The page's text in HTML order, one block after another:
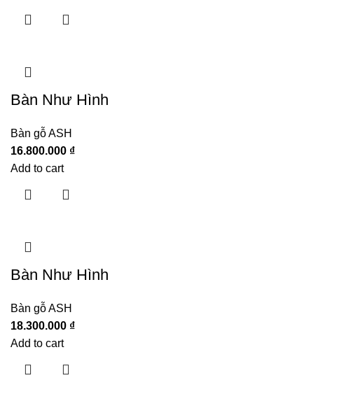
Bàn Như Hình
Bàn gỗ ASH
16.800.000 ₫
Add to cart
Bàn Như Hình
Bàn gỗ ASH
18.300.000 ₫
Add to cart